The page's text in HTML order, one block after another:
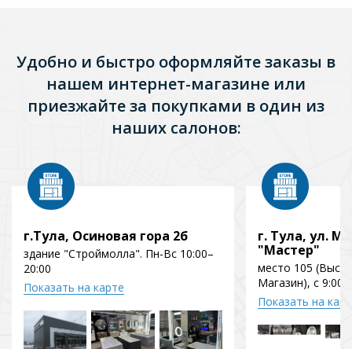
Удобно и быстро оформляйте заказы в
нашем интернет-магазине или
приезжайте за покупками в один из
наших салонов:
г.Тула, Осиновая гора 2б
здание "Строймолла". Пн-Вс 10:00–
20:00
Показать на карте
г. Тула, ул.
"Мастер"
место 105
Магазин), с 9:00
Показать на